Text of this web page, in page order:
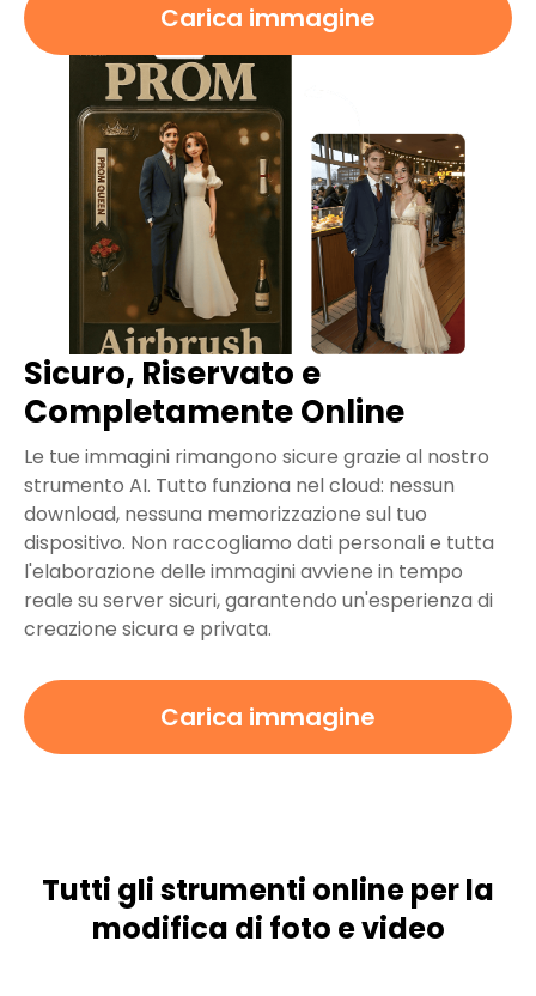
Carica immagine
Sicuro, Riservato e
Completamente Online
Le tue immagini rimangono sicure grazie al nostro
strumento AI. Tutto funziona nel cloud: nessun
download, nessuna memorizzazione sul tuo
dispositivo. Non raccogliamo dati personali e tutta
l'elaborazione delle immagini avviene in tempo
reale su server sicuri, garantendo un'esperienza di
creazione sicura e privata.
Carica immagine
Tutti gli strumenti online per la
modifica di foto e video